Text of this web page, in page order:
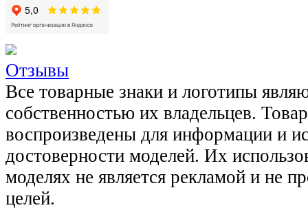
Отзывы
Все товарные знаки и логотипы
собственностью их владельцев.
воспроизведены для информации и
достоверности моделей. Их
моделях не является рекламой и не
целей.